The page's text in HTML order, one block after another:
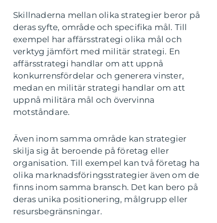
Skillnaderna mellan olika strategier beror på
deras syfte, område och specifika mål. Till
exempel har affärsstrategi olika mål och
verktyg jämfört med militär strategi. En
affärsstrategi handlar om att uppnå
konkurrensfördelar och generera vinster,
medan en militär strategi handlar om att
uppnå militära mål och övervinna
motståndare.
Även inom samma område kan strategier
skilja sig åt beroende på företag eller
organisation. Till exempel kan två företag ha
olika marknadsföringsstrategier även om de
finns inom samma bransch. Det kan bero på
deras unika positionering, målgrupp eller
resursbegränsningar.